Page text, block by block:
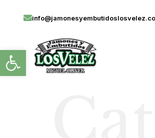
Abrir barra de herramientas